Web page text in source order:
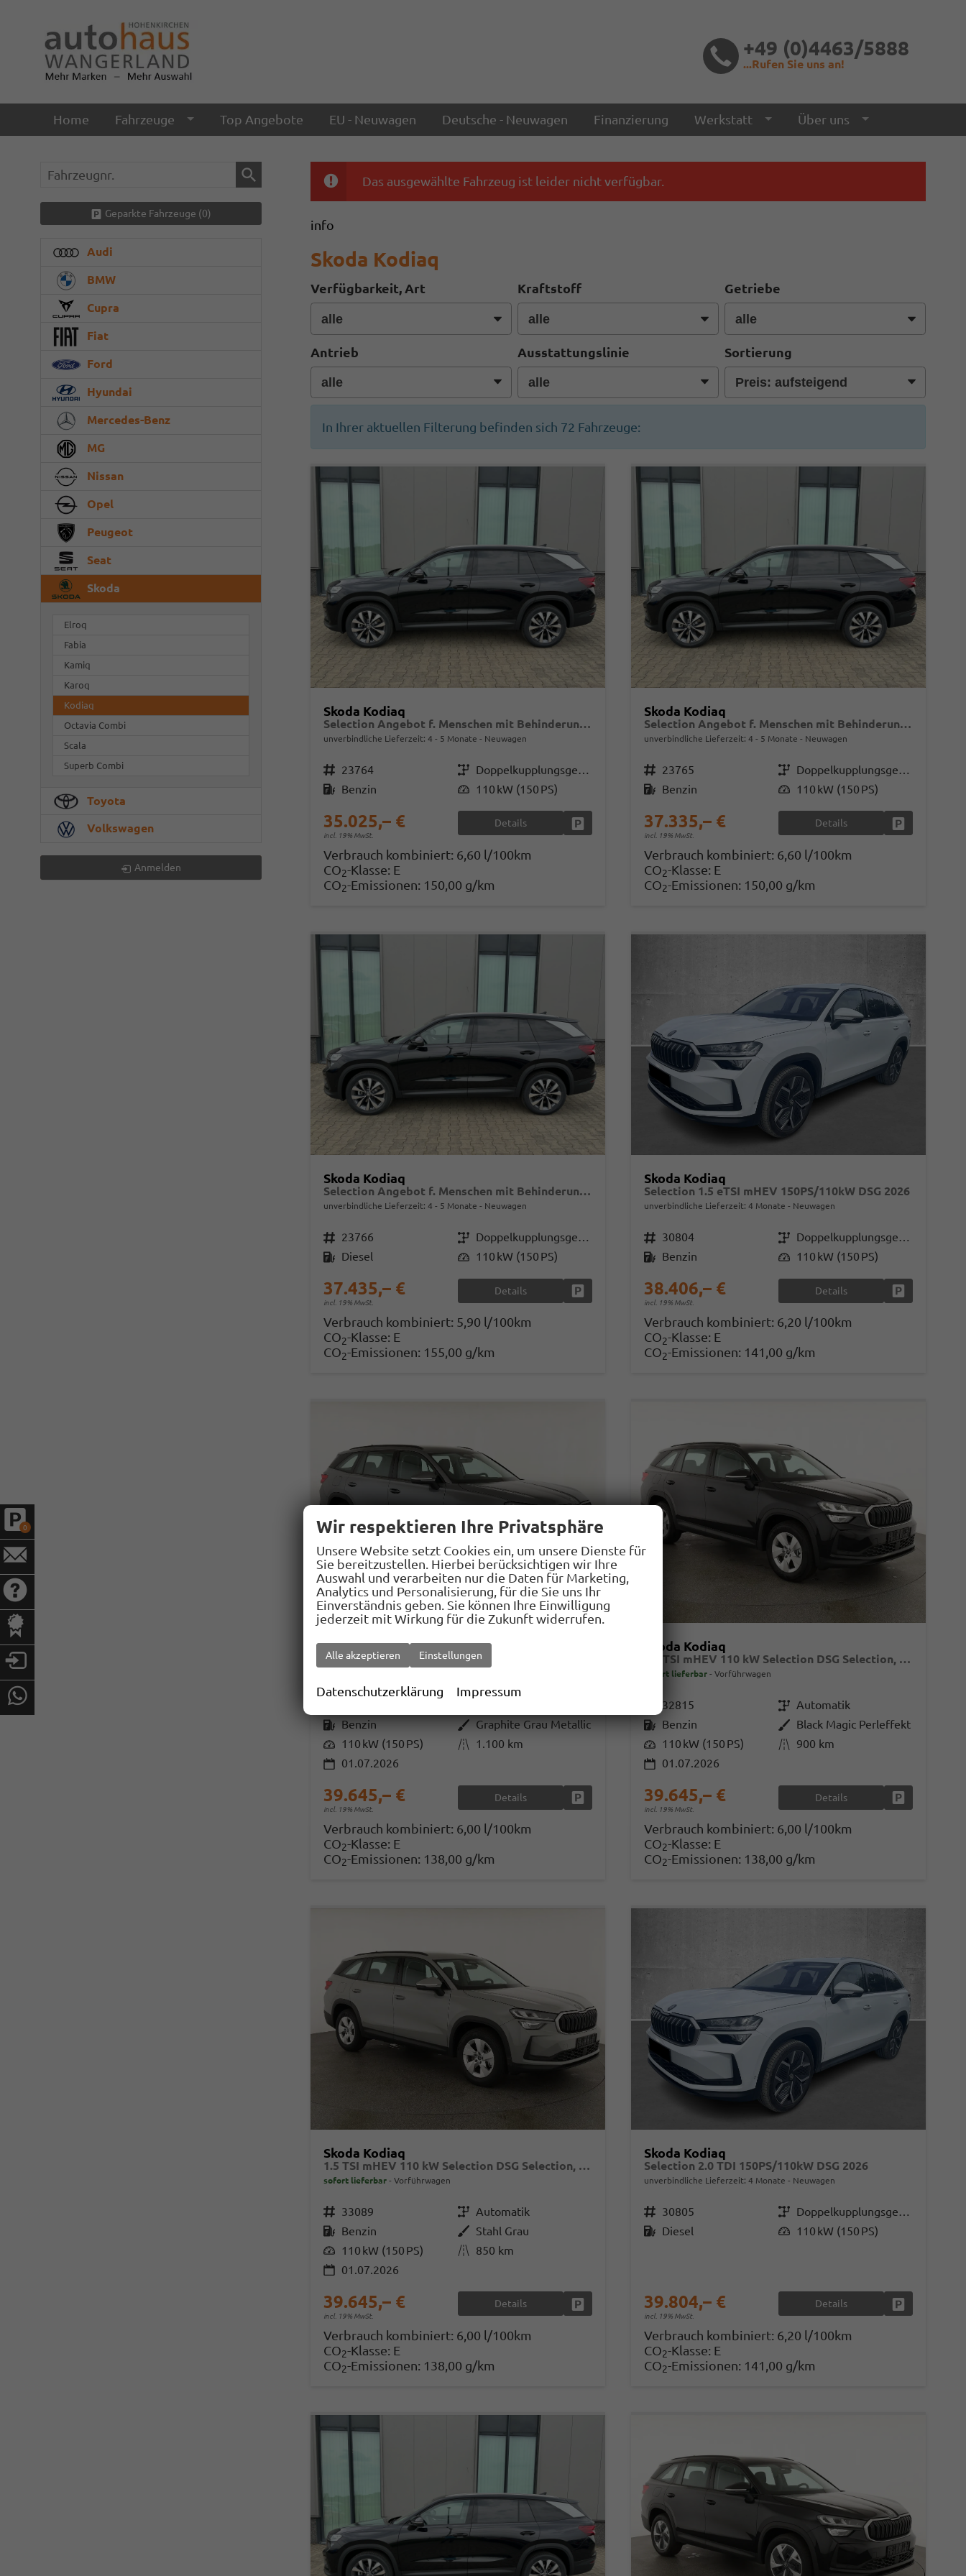
+49 (0)4463/5888
...Rufen Sie uns an!
0
Home Fahrzeuge Top Angebote EU - Neuwagen Deutsche - Neuwagen Finanzierung Werkstatt Über uns
Das ausgewählte Fahrzeug ist leider nicht verfügbar.
info
Skoda Kodiaq
Verfügbarkeit, Art Kraftstoff Getriebe
Antrieb Ausstattungslinie Sortierung
In Ihrer aktuellen Filterung befinden sich 72 Fahrzeuge:
Skoda Kodiaq
Selection Angebot f. Menschen mit Behinderung 100%! 1.5 TSI Mild-Hybrid 150PS DSG, 17" Alu, Parksensoren v/h, Rückfahrkamera, 3-Zonen-Climatronic, SunSet, Sitzheizung, Side Assist, Fernlicht-Assist, Tempomat, Infotainment 10" + Smartlink, Virtual Cockpit, Tempo
unverbindliche Lieferzeit: 4 - 5 Monate Neuwagen
Fahrzeugnr. 23764 Getriebe
Doppelkupplungsgetriebe (DSG)
Kraftstoff Benzin Leistung 110 kW (150 PS)
35.025,– €
incl. 19% MwSt.
Details Fahrzeug parken
Verbrauch kombiniert: 6,60 l/100km
CO2-Klasse: E
CO2-Emissionen: 150,00 g/km
Skoda Kodiaq
Selection Angebot f. Menschen mit Behinderung ab 50 %! 1.5 TSI Mild-Hybrid 150PS DSG, 17" Alu, Parksensoren v/h, Rückfahrkamera, 3-Zonen-Climatronic, SunSet, Sitzheizung, Side Assist, Fernlicht-Assist, Tempomat, Infotainment 10" + Smartlink, Virtual Cockpit, Tempo
unverbindliche Lieferzeit: 4 - 5 Monate Neuwagen
Fahrzeugnr. 23765 Getriebe
Doppelkupplungsgetriebe (DSG)
Kraftstoff Benzin Leistung 110 kW (150 PS)
37.335,– €
incl. 19% MwSt.
Details
Verbrauch kombiniert: 6,60 l/100km
CO2-Klasse: E
CO2-Emissionen: 150,00 g/km
Skoda Kodiaq
Selection Angebot f. Menschen mit Behinderung 100%! 2.0 TDI 150PS DSG, 17" Alu, Parksensoren v/h, Rückfahrkamera, 3-Zonen-Climatronic, SunSet, Sitzheizung, Side Assist, Fernlicht-Assist, Tempomat, Infotainment 10" + Smartlink, Virtual Cockpit, M-Leder
unverbindliche Lieferzeit: 4 - 5 Monate Neuwagen
Fahrzeugnr. 23766 Getriebe
Doppelkupplungsgetriebe (DSG)
Kraftstoff Diesel Leistung 110 kW (150 PS)
37.435,– €
incl. 19% MwSt.
Details Fahrzeug parken
Verbrauch kombiniert: 5,90 l/100km
CO2-Klasse: E
CO2-Emissionen: 155,00 g/km
Skoda Kodiaq
Selection 1.5 eTSI mHEV 150PS/110kW DSG 2026
unverbindliche Lieferzeit: 4 Monate Neuwagen
Fahrzeugnr. 30804 Getriebe
Doppelkupplungsgetriebe (DSG)
Kraftstoff Benzin Leistung 110 kW (150 PS)
38.406,– €
incl. 19% MwSt.
Details
Verbrauch kombiniert: 6,20 l/100km
CO2-Klasse: E
CO2-Emissionen: 141,00 g/km
Skoda Kodiaq
Kraftstoff Benzin AußenfarbeGraphite Grau Metallic
Leistung 110 kW (150 PS) Kilometerstand 1.100 km
01.07.2026
39.645,– €
incl. 19% MwSt.
Details Fahrzeug parken
Verbrauch kombiniert: 6,00 l/100km
CO2-Klasse: E
CO2-Emissionen: 138,00 g/km
Skoda Kodiaq
1.5 TSI mHEV 110 kW Selection DSG Selection, AHK, Navi, Side, Kamera, Winter, 4 J.- Garantie
sofort lieferbar Vorführwagen
32815 GetriebeAutomatik
Kraftstoff Benzin AußenfarbeBlack Magic Perleffekt
Leistung
110 kW (150 PS) Kilometerstand 900 km
01.07.2026
39.645,– €
incl. 19% MwSt.
Details
Verbrauch kombiniert: 6,00 l/100km
CO2-Klasse: E
CO2-Emissionen: 138,00 g/km
Skoda Kodiaq
1.5 TSI mHEV 110 kW Selection DSG Selection, AHK, Navi, Side, Kamera, Winter, 4 J.- Garantie
sofort lieferbar Vorführwagen
Fahrzeugnr. 33089 GetriebeAutomatik
Kraftstoff Benzin AußenfarbeStahl Grau
Leistung 110 kW (150 PS) Kilometerstand 850 km
01.07.2026
39.645,– €
incl. 19% MwSt.
Details Fahrzeug parken
Verbrauch kombiniert: 6,00 l/100km
CO2-Klasse: E
CO2-Emissionen: 138,00 g/km
Skoda Kodiaq
Selection 2.0 TDI 150PS/110kW DSG 2026
unverbindliche Lieferzeit: 4 Monate Neuwagen
Fahrzeugnr. 30805 Getriebe
Doppelkupplungsgetriebe (DSG)
Kraftstoff Diesel Leistung 110 kW (150 PS)
39.804,– €
incl. 19% MwSt.
Details
Verbrauch kombiniert: 6,20 l/100km
CO2-Klasse: E
CO2-Emissionen: 141,00 g/km
Fahrzeugnr.
Geparkte Fahrzeuge (0)
Audi
BMW
Cupra
Fiat
Ford
Hyundai
Mercedes-Benz
MG
Nissan
Opel
Peugeot
Seat
Skoda
Elroq
Fabia
Kamiq
Karoq
Kodiaq
Octavia Combi
Scala
Superb Combi
Toyota
Volkswagen
Anmelden
Wir respektieren Ihre Privatsphäre
Unsere Website setzt Cookies ein, um unsere Dienste für
Sie bereitzustellen. Hierbei berücksichtigen wir Ihre
Auswahl und verarbeiten nur die Daten für Marketing,
Analytics und Personalisierung, für die Sie uns Ihr
Einverständnis geben. Sie können Ihre Einwilligung
jederzeit mit Wirkung für die Zukunft widerrufen.
Alle akzeptieren Einstellungen
Datenschutzerklärung Impressum